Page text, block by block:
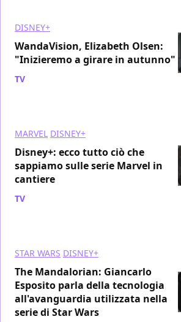
DISNEY+
WandaVision, Elizabeth Olsen:
"Inizieremo a girare in autunno"
TV
MARVEL DISNEY+
Disney+: ecco tutto ciò che
sappiamo sulle serie Marvel in
cantiere
TV
STAR WARS DISNEY+
The Mandalorian: Giancarlo
Esposito parla della tecnologia
all'avanguardia utilizzata nella
serie di Star Wars